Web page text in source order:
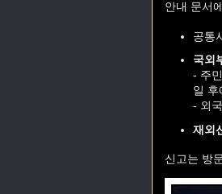
안내 문서
공통
국외
- 주
일 후
- 외
재외
신고는 방